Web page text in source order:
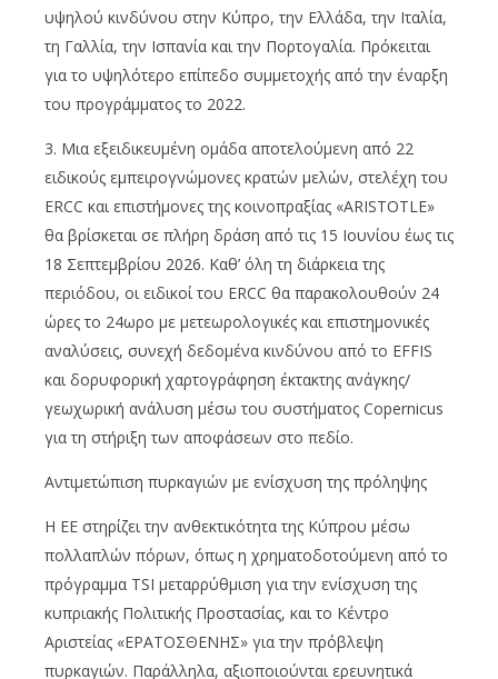
υψηλού κινδύνου στην Κύπρο, την Ελλάδα, την Ιταλία,
τη Γαλλία, την Ισπανία και την Πορτογαλία. Πρόκειται
για το υψηλότερο επίπεδο συμμετοχής από την έναρξη
του προγράμματος το 2022.
3. Μια εξειδικευμένη ομάδα αποτελούμενη από 22
ειδικούς εμπειρογνώμονες κρατών μελών, στελέχη του
ERCC και επιστήμονες της κοινοπραξίας «ARISTOTLE»
θα βρίσκεται σε πλήρη δράση από τις 15 Ιουνίου έως τις
18 Σεπτεμβρίου 2026. Καθ’ όλη τη διάρκεια της
περιόδου, οι ειδικοί του ERCC θα παρακολουθούν 24
ώρες το 24ωρο με μετεωρολογικές και επιστημονικές
αναλύσεις, συνεχή δεδομένα κινδύνου από το EFFIS
και δορυφορική χαρτογράφηση έκτακτης ανάγκης/
γεωχωρική ανάλυση μέσω του συστήματος Copernicus
για τη στήριξη των αποφάσεων στο πεδίο.
Αντιμετώπιση πυρκαγιών με ενίσχυση της πρόληψης
Η ΕΕ στηρίζει την ανθεκτικότητα της Κύπρου μέσω
πολλαπλών πόρων, όπως η χρηματοδοτούμενη από το
πρόγραμμα TSI μεταρρύθμιση για την ενίσχυση της
κυπριακής Πολιτικής Προστασίας, και το Κέντρο
Αριστείας «ΕΡΑΤΟΣΘΕΝΗΣ» για την πρόβλεψη
πυρκαγιών. Παράλληλα, αξιοποιούνται ερευνητικά